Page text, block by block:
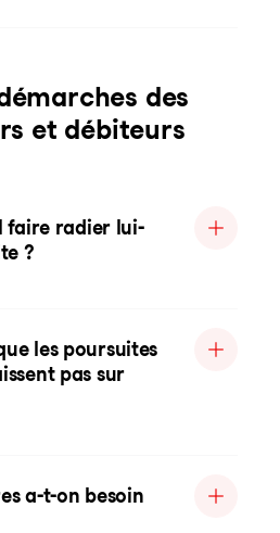
des
et débiteurs
faire radier lui-
?
les poursuites
pas sur
a-t-on besoin